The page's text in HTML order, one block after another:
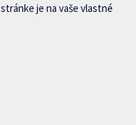
je na vaše vlastné